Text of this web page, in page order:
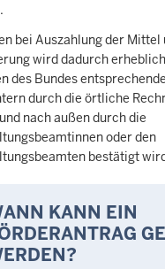
bei Auszahlung der Mittel
wird dadurch
des Bundes
durch die örtliche
nach außen durch die
oder den
bestätigt
KANN EIN